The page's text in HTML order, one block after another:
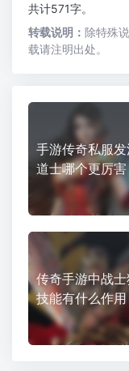
共计571字。
转载说明： 除特殊
载请注明出处。
手游传奇私服
道士哪个更厉害
传奇手游中战
技能有什么作用